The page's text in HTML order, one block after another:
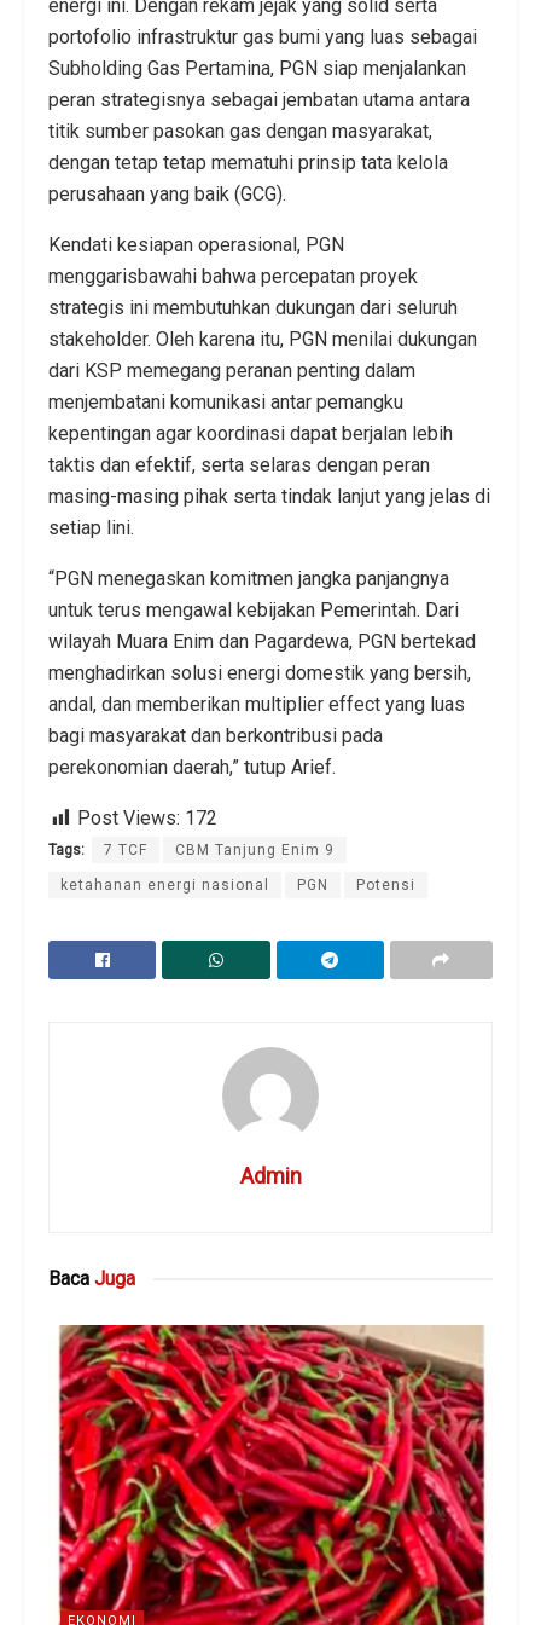
energi ini. Dengan rekam jejak yang solid serta
portofolio infrastruktur gas bumi yang luas sebagai
Subholding Gas Pertamina, PGN siap menjalankan
peran strategisnya sebagai jembatan utama antara
titik sumber pasokan gas dengan masyarakat,
dengan tetap tetap mematuhi prinsip tata kelola
perusahaan yang baik (GCG).
Kendati kesiapan operasional, PGN
menggarisbawahi bahwa percepatan proyek
strategis ini membutuhkan dukungan dari seluruh
stakeholder. Oleh karena itu, PGN menilai dukungan
dari KSP memegang peranan penting dalam
menjembatani komunikasi antar pemangku
kepentingan agar koordinasi dapat berjalan lebih
taktis dan efektif, serta selaras dengan peran
masing-masing pihak serta tindak lanjut yang jelas di
setiap lini.
“PGN menegaskan komitmen jangka panjangnya
untuk terus mengawal kebijakan Pemerintah. Dari
wilayah Muara Enim dan Pagardewa, PGN bertekad
menghadirkan solusi energi domestik yang bersih,
andal, dan memberikan multiplier effect yang luas
bagi masyarakat dan berkontribusi pada
perekonomian daerah,” tutup Arief.
Post Views: 172
Tags: 7 TCF CBM Tanjung Enim 9
ketahanan energi nasional PGN Potensi
Admin
Baca Juga
EKONOMI